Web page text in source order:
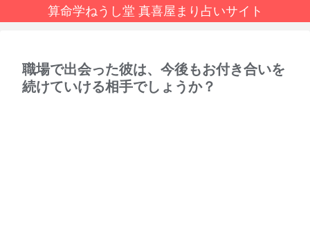
算命学ねうし堂 真喜屋まり占いサイト
職場で出会った彼は、今後もお付き合いを
続けていける相手でしょうか？